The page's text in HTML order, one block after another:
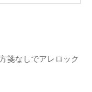
箋なしでアレロック